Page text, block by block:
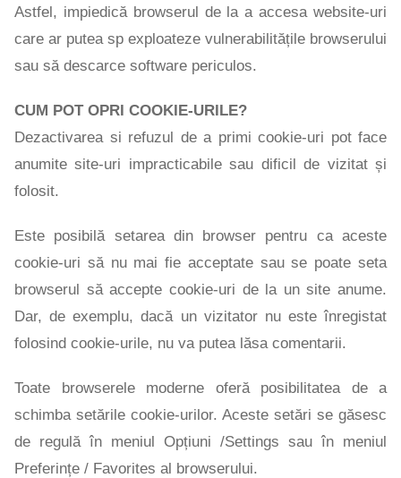
Astfel, impiedică browserul de la a accesa website-uri
care ar putea sp exploateze vulnerabilitățile browserului
sau să descarce software periculos.
CUM POT OPRI COOKIE-URILE?
Dezactivarea si refuzul de a primi cookie-uri pot face
anumite site-uri impracticabile sau dificil de vizitat și
folosit.
Este posibilă setarea din browser pentru ca aceste
cookie-uri să nu mai fie acceptate sau se poate seta
browserul să accepte cookie-uri de la un site anume.
Dar, de exemplu, dacă un vizitator nu este înregistat
folosind cookie-urile, nu va putea lăsa comentarii.
Toate browserele moderne oferă posibilitatea de a
schimba setările cookie-urilor. Aceste setări se găsesc
de regulă în meniul Opțiuni /Settings sau în meniul
Preferințe / Favorites al browserului.